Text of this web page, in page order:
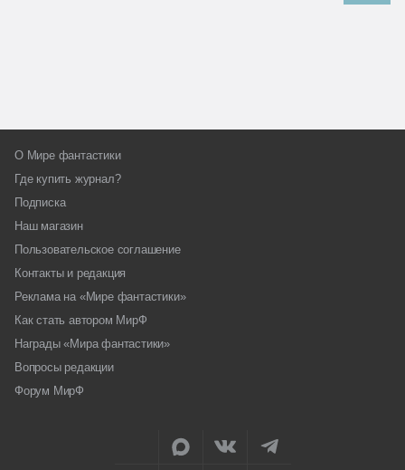
О Мире фантастики
Где купить журнал?
Подписка
Наш магазин
Пользовательское соглашение
Контакты и редакция
Реклама на «Мире фантастики»
Как стать автором МирФ
Награды «Мира фантастики»
Вопросы редакции
Форум МирФ